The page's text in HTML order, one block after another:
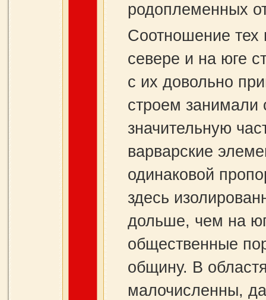
родоплеменных
Соотношение тех
севере и на юге
с их довольно
строем занимали
значительную
варварские
одинаковой
здесь
дольше, чем на
общественные
общину. В
малочисленны,